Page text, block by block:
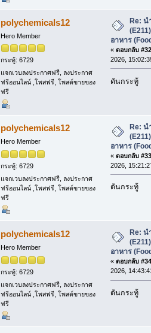
polychemicals12
Hero Member
กระทู้: 6729
แจกเวบลงประกาศฟรี, ลงประกาศ
ฟรีออนไลน์ ,โพสฟรี, โพสต์ขายของ
ฟรี
Re: น
อาหาร
« ตอบกลับ
2026,
ดันกระทู้
polychemicals12
Hero Member
กระทู้: 6729
แจกเวบลงประกาศฟรี, ลงประกาศ
ฟรีออนไลน์ ,โพสฟรี, โพสต์ขายของ
ฟรี
Re: น
อาหาร
« ตอบกลับ
2026,
ดันกระทู้
polychemicals12
Hero Member
กระทู้: 6729
แจกเวบลงประกาศฟรี, ลงประกาศ
ฟรีออนไลน์ ,โพสฟรี, โพสต์ขายของ
ฟรี
Re: น
อาหาร
« ตอบกลับ
2026,
ดันกระทู้